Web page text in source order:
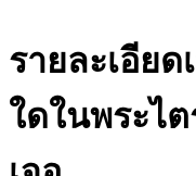
รายละเอีย
ใดในพระไ